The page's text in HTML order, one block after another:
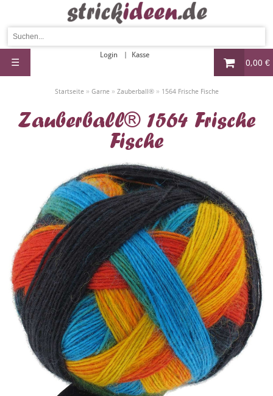
0,00 €
Login Kasse
☰
Startseite» Garne» Zauberball®» 1564 Frische Fische
Zauberball® 1564 Frische
Fische